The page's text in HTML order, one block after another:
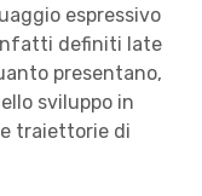
espressivo
definiti late
presentano,
sviluppo in
traiettorie di